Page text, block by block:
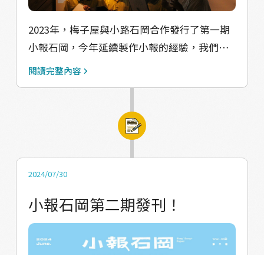
時間，事前邀請了家長、老師、社區居民一起
來參與，同學們一一上台，談自己的刊物，並
分享這幾天有趣的觀察，有同學說是第一次走
進村莊的小路，有同學分享自己發現螃蟹的驚
日常對他們來說是一場新的冒險。 歷經四天的
課程，不只孩子們，我們與老師同樣收穫頗
入村莊，離開學校，接受真實世界的刺激，有
待現在的播種，在未來，他們可以離自己的家
鄉更近一點。
作更是超乎我們想像
2023年，梅子屋與小路石岡合作發行了第一期
小報石岡，今年延續製作小報的經驗，我們嘗
試與石岡國中合作，在暑期開辦第一屆的採編
同學開始，幫彼此畫一張畫像，認真觀察、互
索，邀請蔗青文化工作室的崇銘來講這堂課，
發，嘗試說出對於學校場域的感受，其中有同
學說感覺學務處刺刺的像是仙人掌，想像力十
足。 󠀠解說結束後，是同學們自由探索的時間，
閱讀完整內容
2024/07/30
小報石岡第二期發刊！